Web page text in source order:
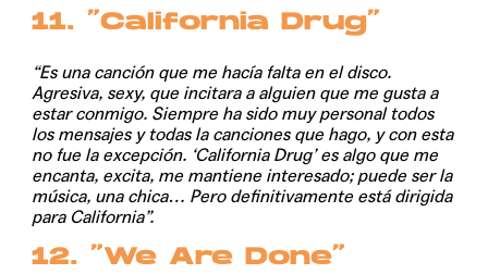
11. “California Drug”
“Es una canción que me hacía falta en el disco.
Agresiva, sexy, que incitara a alguien que me gusta a
estar conmigo. Siempre ha sido muy personal todos
los mensajes y todas la canciones que hago, y con esta
no fue la excepción. ‘California Drug’ es algo que me
encanta, excita, me mantiene interesado; puede ser la
música, una chica… Pero definitivamente está dirigida
para California”.
12. “We Are Done”